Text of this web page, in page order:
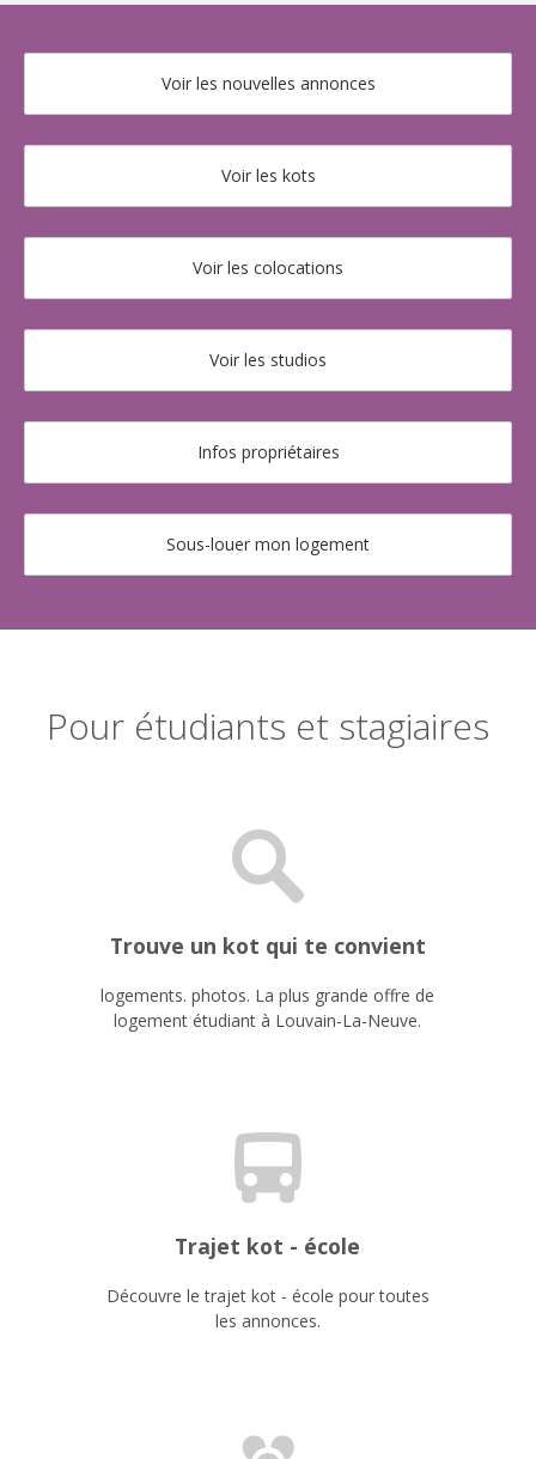
Voir les nouvelles annonces
Voir les kots
Voir les colocations
Voir les studios
Infos propriétaires
Sous-louer mon logement
Pour étudiants et stagiaires
Trouve un kot qui te convient
logements. photos. La plus grande offre de
logement étudiant à Louvain-La-Neuve.
Trajet kot - école
Découvre le trajet kot - école pour toutes
les annonces.